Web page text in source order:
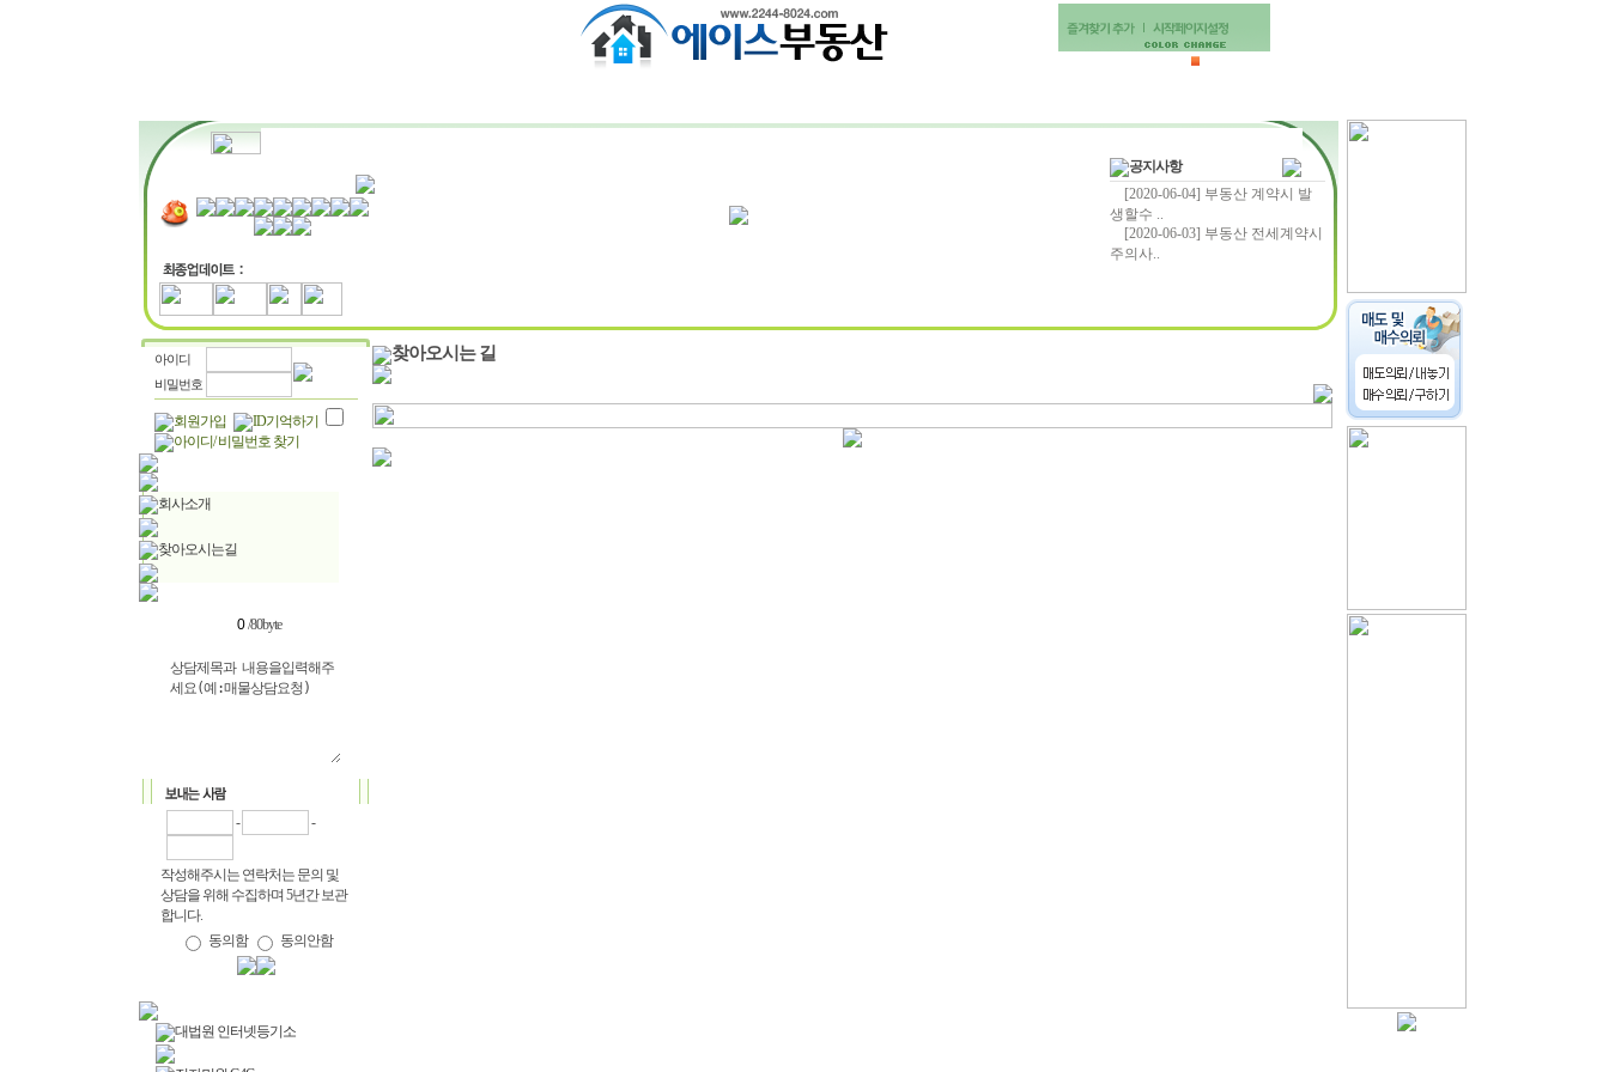
공지사항
[2020-06-04] 부동산 계약시 발
생할수 ..
[2020-06-03] 부동산 전세계약시
주의사..
아이디
비밀번호
회원가입
ID기억하기
아이디/ 비밀번호 찾기
회사소개
찾아오시는길
/80byte
- -
작성해주시는 연락처는 문의 및
상담을 위해 수집하며 5년간 보관
합니다.
동의함
동의안함
대법원 인터넷등기소
찾아오시는 길